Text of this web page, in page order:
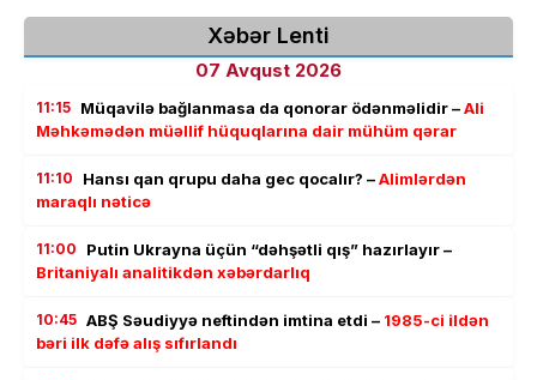
Xəbər Lenti
07 Avqust 2026
11:15 Müqavilə bağlanmasa da qonorar ödənməlidir –Ali
Məhkəmədən müəllif hüquqlarına dair mühüm qərar
11:10 Hansı qan qrupu daha gec qocalır? –Alimlərdən
maraqlı nəticə
11:00
Putin Ukrayna üçün “dəhşətli qış” hazırlayır –
Britaniyalı analitikdən xəbərdarlıq
10:45 ABŞ Səudiyyə neftindən imtina etdi – 1985-ci ildən
bəri ilk dəfə alış sıfırlandı